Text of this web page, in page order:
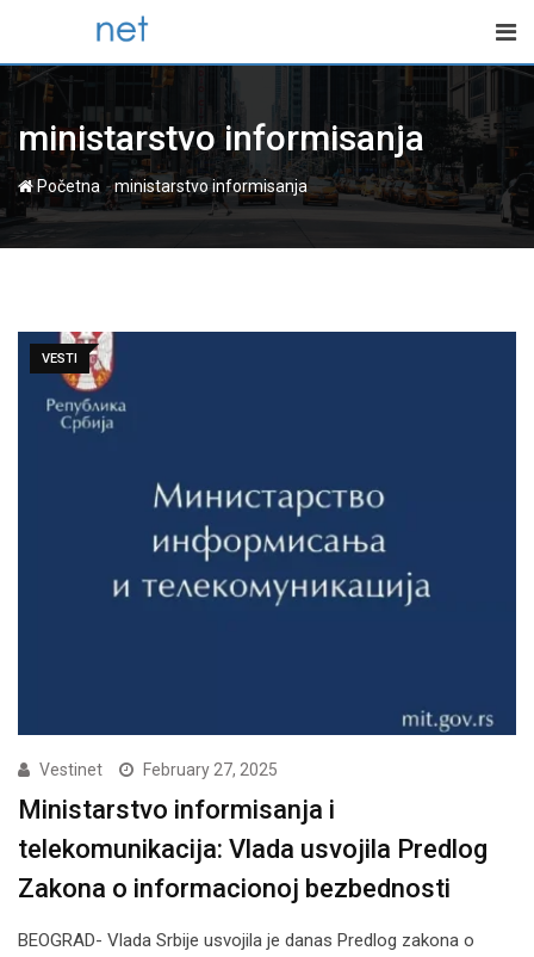
content
ministarstvo informisanja
Početna -ministarstvo informisanja
VESTI
Vestinet February 27, 2025
Ministarstvo informisanja i
telekomunikacija: Vlada usvojila Predlog
Zakona o informacionoj bezbednosti
BEOGRAD- Vlada Srbije usvojila je danas Predlog zakona o